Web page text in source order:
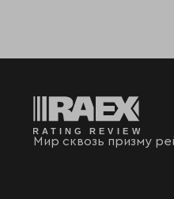
Мир сквозь призму